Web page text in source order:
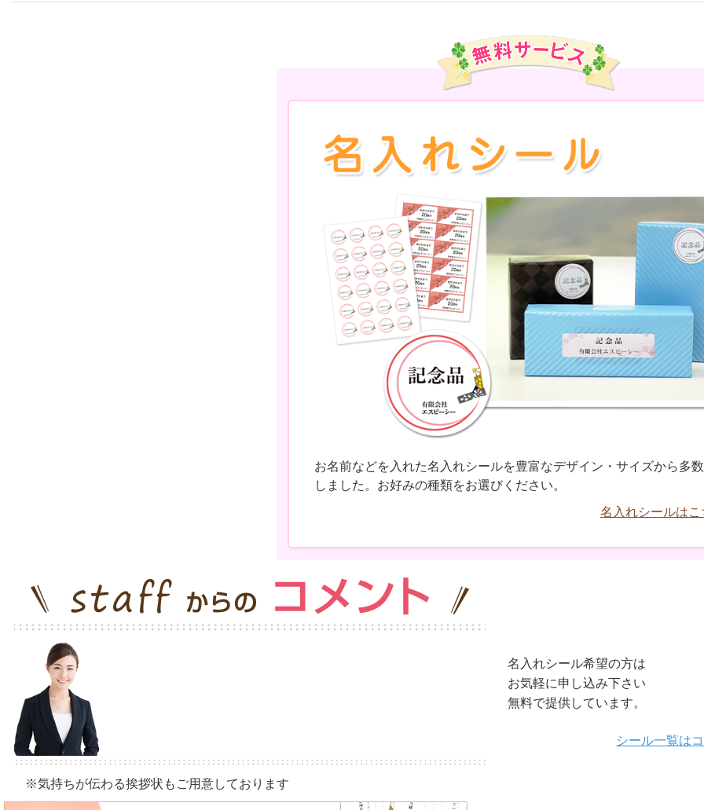
お名前などを入れた名入れシールを豊富なデザイン・サイズから多
しました。お好みの種類をお選びください。
名入れシールは
名入れシール希望の方は
お気軽に申し込み下さい
無料で提供しています。
シール一覧は
※気持ちが伝わる挨拶状もご用意しております